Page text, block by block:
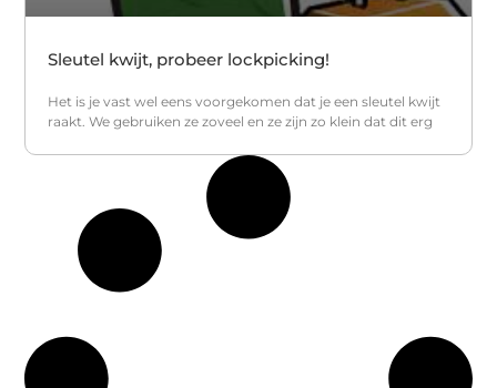
Sleutel kwijt, probeer lockpicking!
Het is je vast wel eens voorgekomen dat je een sleutel kwijt
raakt. We gebruiken ze zoveel en ze zijn zo klein dat dit erg